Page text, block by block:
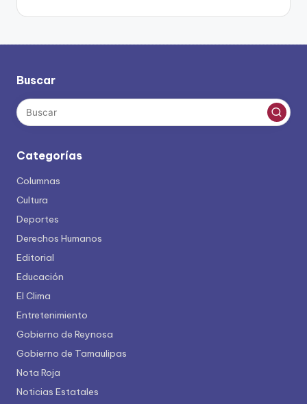
Buscar
Categorías
Columnas
Cultura
Deportes
Derechos Humanos
Editorial
Educación
El Clima
Entretenimiento
Gobierno de Reynosa
Gobierno de Tamaulipas
Nota Roja
Noticias Estatales